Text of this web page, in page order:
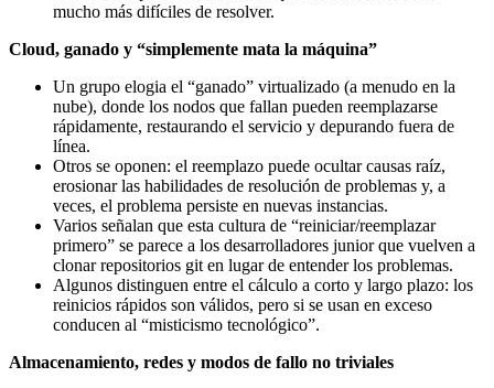
mucho más difíciles de resolver.
Cloud, ganado y “simplemente mata la máquina”
Un grupo elogia el “ganado” virtualizado (a menudo en la
nube), donde los nodos que fallan pueden reemplazarse
rápidamente, restaurando el servicio y depurando fuera de
línea.
Otros se oponen: el reemplazo puede ocultar causas raíz,
erosionar las habilidades de resolución de problemas y, a
veces, el problema persiste en nuevas instancias.
Varios señalan que esta cultura de “reiniciar/reemplazar
primero” se parece a los desarrolladores junior que vuelven a
clonar repositorios git en lugar de entender los problemas.
Algunos distinguen entre el cálculo a corto y largo plazo: los
reinicios rápidos son válidos, pero si se usan en exceso
conducen al “misticismo tecnológico”.
Almacenamiento, redes y modos de fallo no triviales